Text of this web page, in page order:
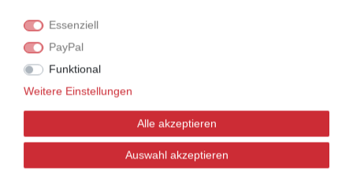
Nehmen Sie dazu einfach telefonisch oder per
Email Kontakt mit uns auf.
UNIFY Mobilteile
Essenziell
PayPal
Funktional
Weitere Einstellungen
Alle akzeptieren
Auswahl akzeptieren